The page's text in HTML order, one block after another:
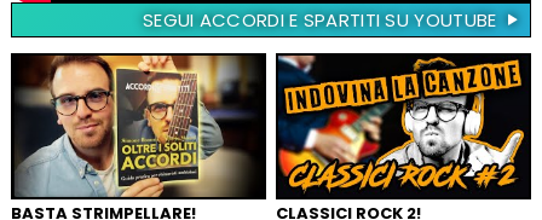
SEGUI ACCORDI E SPARTITI SU YOUTUBE
BASTA STRIMPELLARE! CLASSICI ROCK 2!